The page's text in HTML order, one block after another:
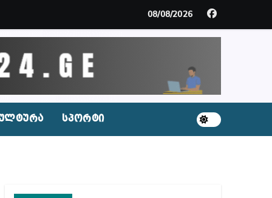
პატიმრობას ითვალისწინებს
შექმნილი რუსი ტურისტებისთვის, ჩვენი
– ეკა კუპატაძე ნანუკა ჟორჟოლიანს
საკანში მოთავსება, საერთაშორისო
ნაცვლად ცხენის ხორცი შეჰქონდათ
08/08/2026
სპორტი